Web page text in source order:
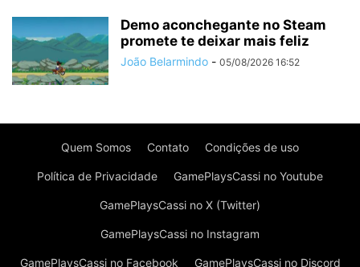
Demo aconchegante no Steam
promete te deixar mais feliz
João Belarmindo - 05/08/2026 16:52
Quem Somos Contato Condições de uso
Política de Privacidade GamePlaysCassi no Youtube
GamePlaysCassi no X (Twitter)
GamePlaysCassi no Instagram
GamePlaysCassi no Facebook GamePlaysCassi no Discord